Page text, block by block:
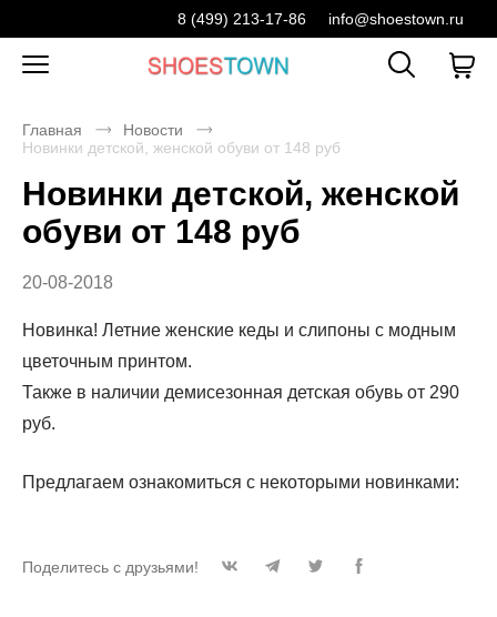
8 (499) 213-17-86 info@shoestown.ru
Главная
Новости
Новинки детской, женской обуви от 148 руб
Новинки детской, женской
обуви от 148 руб
20-08-2018
Новинка! Летние женские кеды и слипоны с модным
цветочным принтом.
Также в наличии демисезонная детская обувь от 290
руб.
Предлагаем ознакомиться с некоторыми новинками:
Поделитесь с друзьями!